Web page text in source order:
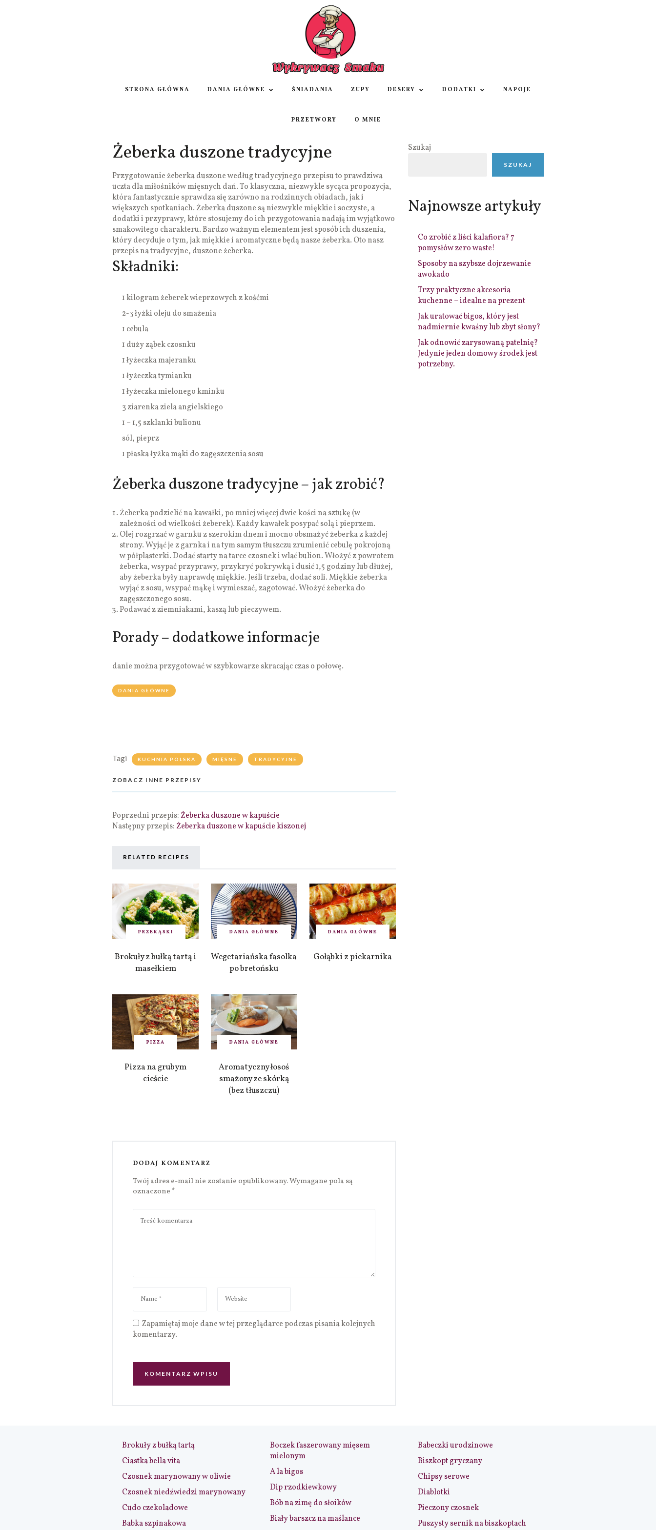
STRONA GŁÓWNA DANIA GŁÓWNE ŚNIADANIA ZUPY DESERY DODATKI NAPOJE
PRZETWORY O MNIE
Żeberka duszone tradycyjne
Przygotowanie żeberka duszone według tradycyjnego przepisu to prawdziwa
uczta dla miłośników mięsnych dań. To klasyczna, niezwykle sycąca propozycja,
która fantastycznie sprawdza się zarówno na rodzinnych obiadach, jak i
większych spotkaniach. Żeberka duszone są niezwykle miękkie i soczyste, a
dodatki i przyprawy, które stosujemy do ich przygotowania nadają im wyjątkowo
smakowitego charakteru. Bardzo ważnym elementem jest sposób ich duszenia,
który decyduje o tym, jak miękkie i aromatyczne będą nasze żeberka. Oto nasz
przepis na tradycyjne, duszone żeberka.
Składniki:
1 kilogram żeberek wieprzowych z kośćmi
2-3 łyżki oleju do smażenia
1 cebula
1 duży ząbek czosnku
1 łyżeczka majeranku
1 łyżeczka tymianku
1 łyżeczka mielonego kminku
3 ziarenka ziela angielskiego
1 – 1,5 szklanki bulionu
sól, pieprz
1 płaska łyżka mąki do zagęszczenia sosu
Żeberka duszone tradycyjne – jak zrobić?
Żeberka podzielić na kawałki, po mniej więcej dwie kości na sztukę (w
zależności od wielkości żeberek). Każdy kawałek posypać solą i pieprzem.
Olej rozgrzać w garnku z szerokim dnem i mocno obsmażyć żeberka z każdej
strony. Wyjąć je z garnka i na tym samym tłuszczu zrumienić cebulę pokrojoną
w półplasterki. Dodać starty na tarce czosnek i wlać bulion. Włożyć z powrotem
żeberka, wsypać przyprawy, przykryć pokrywką i dusić 1,5 godziny lub dłużej,
aby żeberka były naprawdę miękkie. Jeśli trzeba, dodać soli. Miękkie żeberka
wyjąć z sosu, wsypać mąkę i wymieszać, zagotować. Włożyć żeberka do
zagęszczonego sosu.
Podawać z ziemniakami, kaszą lub pieczywem.
Porady – dodatkowe informacje
danie można przygotować w szybkowarze skracając czas o połowę.
DANIA GŁÓWNE
Tagi KUCHNIA POLSKA MIĘSNE TRADYCYJNE
ZOBACZ INNE PRZEPISY
Poprzedni przepis: Żeberka duszone w kapuście
Następny przepis: Żeberka duszone w kapuście kiszonej
RELATED RECIPES
PRZEKĄSKI
Brokuły z bułką tartą i
masełkiem
DANIA GŁÓWNE
Wegetariańska fasolka
po bretońsku
DANIA GŁÓWNE
Gołąbki z piekarnika
PIZZA
Pizza na grubym
cieście
DANIA GŁÓWNE
Aromatyczny łosoś
smażony ze skórką
(bez tłuszczu)
DODAJ KOMENTARZ
Twój adres e-mail nie zostanie opublikowany.Wymagane pola są
oznaczone *
Zapamiętaj moje dane w tej przeglądarce podczas pisania kolejnych
komentarzy.
Szukaj
SZUKAJ
Najnowsze artykuły
Co zrobić z liści kalafiora? 7
pomysłów zero waste!
Sposoby na szybsze dojrzewanie
awokado
Trzy praktyczne akcesoria
kuchenne – idealne na prezent
Jak uratować bigos, który jest
nadmiernie kwaśny lub zbyt słony?
Jak odnowić zarysowaną patelnię?
Jedynie jeden domowy środek jest
potrzebny.
Brokuły z bułką tartą
Ciastka bella vita
Czosnek marynowany w oliwie
Czosnek niedźwiedzi marynowany
Cudo czekoladowe
Babka szpinakowa
Boczek faszerowany mięsem
mielonym
A la bigos
Dip rzodkiewkowy
Bób na zimę do słoików
Biały barszcz na maślance
Babeczki urodzinowe
Biszkopt gryczany
Chipsy serowe
Diablotki
Pieczony czosnek
Puszysty sernik na biszkoptach